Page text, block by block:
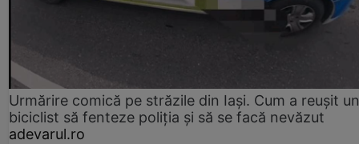
Urmărire comică pe străzile din Iași. Cum a reușit un
biciclist să fenteze poliția și să se facă nevăzut
adevarul.ro